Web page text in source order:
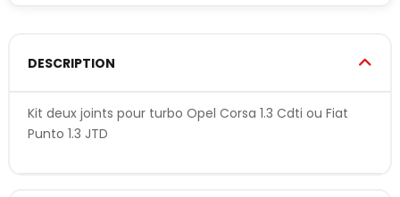
DESCRIPTION
Kit deux joints pour turbo Opel Corsa 1.3 Cdti ou Fiat
Punto 1.3 JTD